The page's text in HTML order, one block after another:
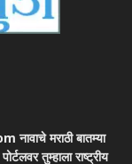
मराठी बातम्या
तुम्हाला राष्ट्रीय